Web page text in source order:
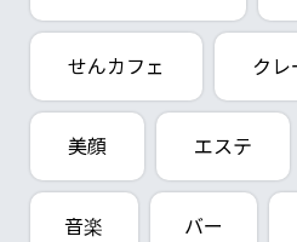
せんカフェ クレ
美顔 エステ
音楽 バー